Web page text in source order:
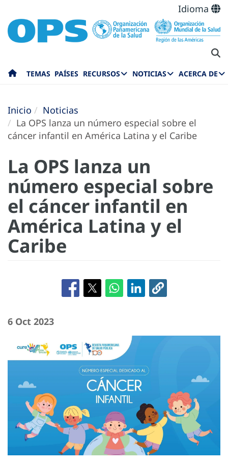
Idioma
TEMAS PAÍSES RECURSOS NOTICIAS ACERCA DE
Inicio
Noticias
La OPS lanza un número especial sobre el
cáncer infantil en América Latina y el Caribe
La OPS lanza un
número especial sobre
el cáncer infantil en
América Latina y el
Caribe
6 Oct 2023